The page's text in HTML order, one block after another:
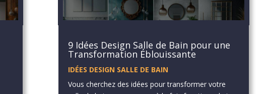
9 Idées Design Salle de Bain pour une
Transformation Éblouissante
IDÉES DESIGN SALLE DE BAIN
Vous cherchez des idées pour transformer votre